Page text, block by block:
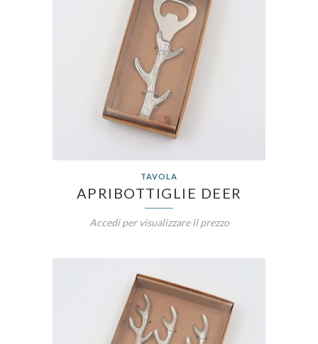
TAVOLA
APRIBOTTIGLIE DEER
Accedi per visualizzare il prezzo